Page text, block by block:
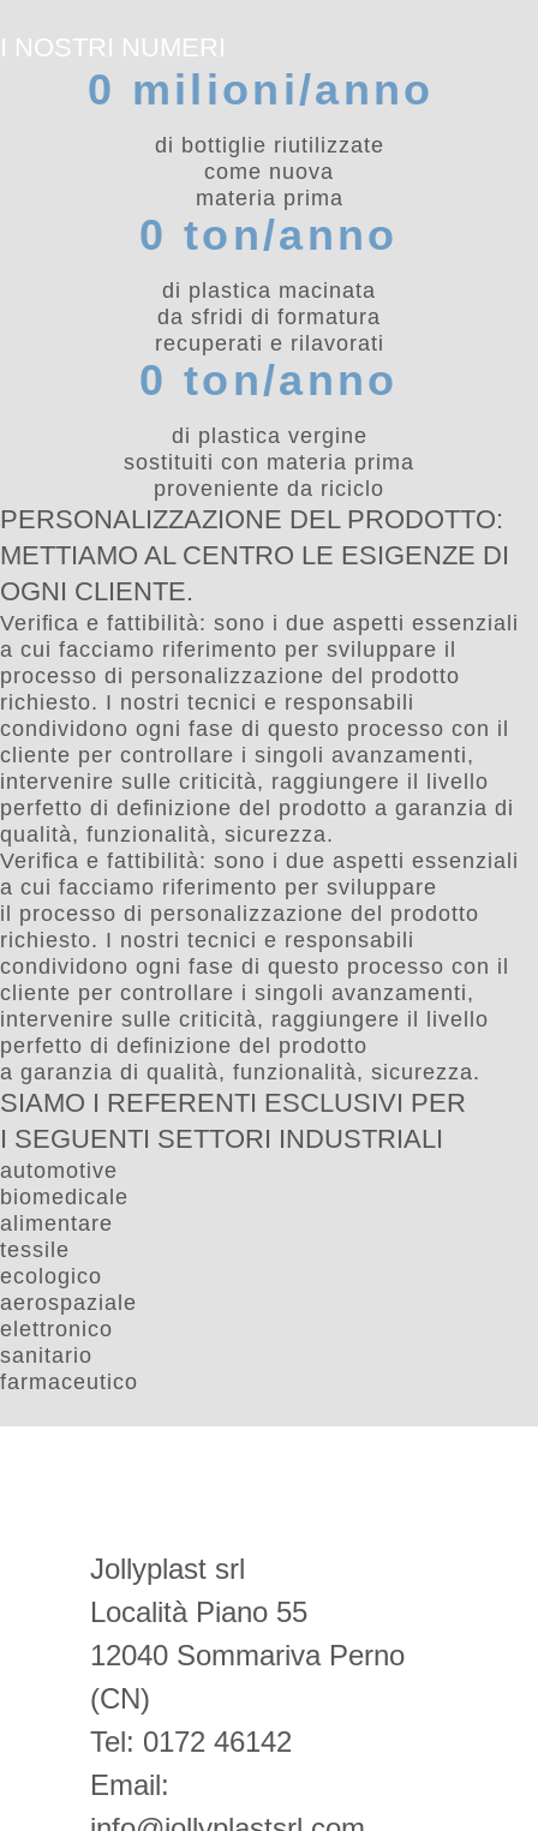
I NOSTRI NUMERI
0 milioni/anno
di bottiglie riutilizzate
come nuova
materia prima
0 ton/anno
di plastica macinata
da sfridi di formatura
recuperati e rilavorati
0 ton/anno
di plastica vergine
sostituiti con materia prima
proveniente da riciclo
PERSONALIZZAZIONE DEL PRODOTTO:
METTIAMO AL CENTRO LE ESIGENZE DI
OGNI CLIENTE.
Veriﬁca e fattibilità: sono i due aspetti essenziali
a cui facciamo riferimento per sviluppare il
processo di personalizzazione del prodotto
richiesto. I nostri tecnici e responsabili
condividono ogni fase di questo processo con il
cliente per controllare i singoli avanzamenti,
intervenire sulle criticità, raggiungere il livello
perfetto di deﬁnizione del prodotto a garanzia di
qualità, funzionalità, sicurezza.
Veriﬁca e fattibilità: sono i due aspetti essenziali
a cui facciamo riferimento per sviluppare
il processo di personalizzazione del prodotto
richiesto. I nostri tecnici e responsabili
condividono ogni fase di questo processo con il
cliente per controllare i singoli avanzamenti,
intervenire sulle criticità, raggiungere il livello
perfetto di deﬁnizione del prodotto
a garanzia di qualità, funzionalità, sicurezza.
SIAMO I REFERENTI ESCLUSIVI PER
I SEGUENTI SETTORI INDUSTRIALI
automotive
biomedicale
alimentare
tessile
ecologico
aerospaziale
elettronico
sanitario
farmaceutico
Jollyplast srl
Località Piano 55
12040 Sommariva Perno
(CN)
Tel: 0172 46142
Email: